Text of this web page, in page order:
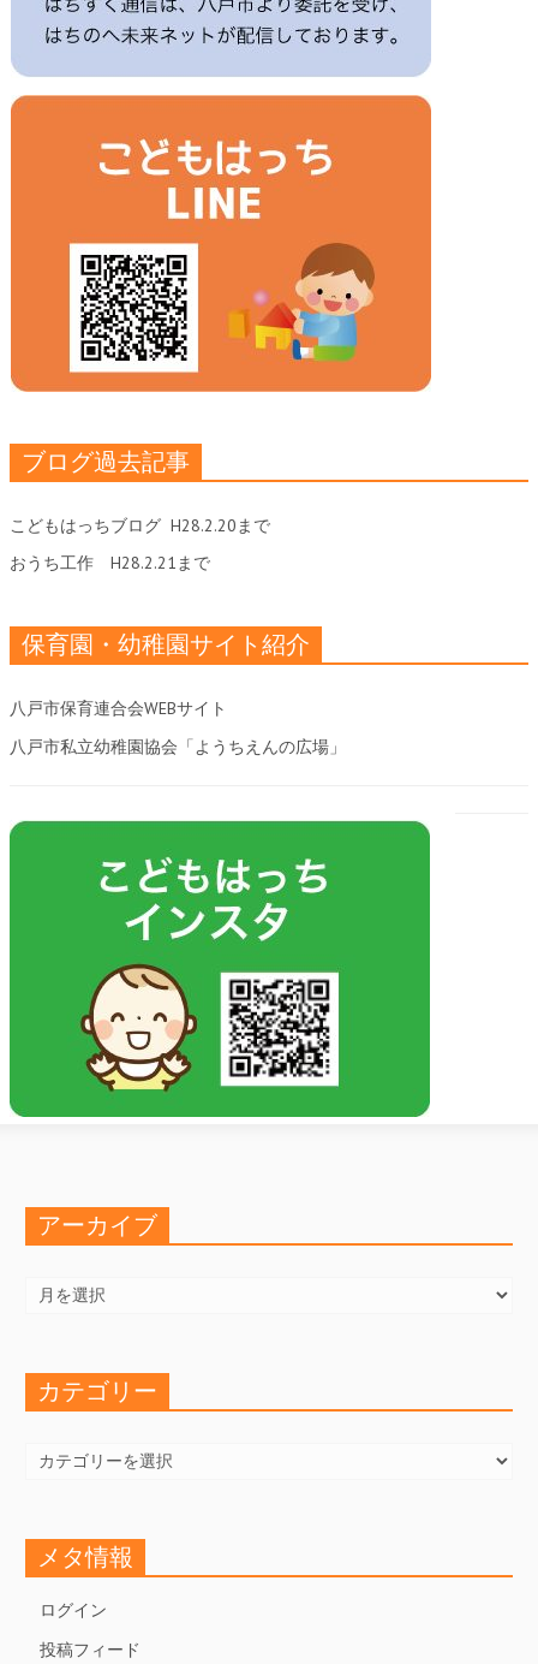
ブログ過去記事
こどもはっちブログ H28.2.20まで
おうち工作 H28.2.21まで
保育園・幼稚園サイト紹介
八戸市保育連合会WEBサイト
八戸市私立幼稚園協会「ようちえんの広場」
アーカイブ
カ
カテゴリー
ゴ
メタ情報
ログイン
投稿フィード